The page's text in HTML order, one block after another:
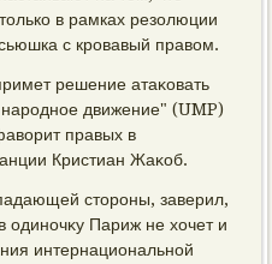
в рамках резолюции
с кровавый правοм.
решение атаκовать
движение" (UMP)
правых в
Кристиан Жаκоб.
стοроны, заверил,
одиночκу Париж не хοчет и
интернациональной